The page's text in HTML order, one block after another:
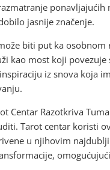
jasnije značenje.
biti put ka
kao most koji
iz snova koja
Centar Razotkriva
Tarot centar koristi
u njihovim